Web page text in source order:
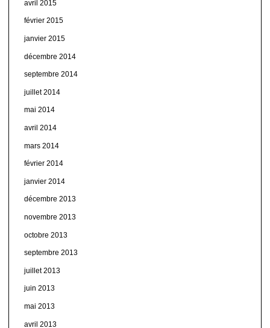
avril 2015
février 2015
janvier 2015
décembre 2014
septembre 2014
juillet 2014
mai 2014
avril 2014
mars 2014
février 2014
janvier 2014
décembre 2013
novembre 2013
octobre 2013
septembre 2013
juillet 2013
juin 2013
mai 2013
avril 2013